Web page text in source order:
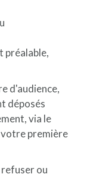
préalable,
d'audience,
déposés
via le
première
ou